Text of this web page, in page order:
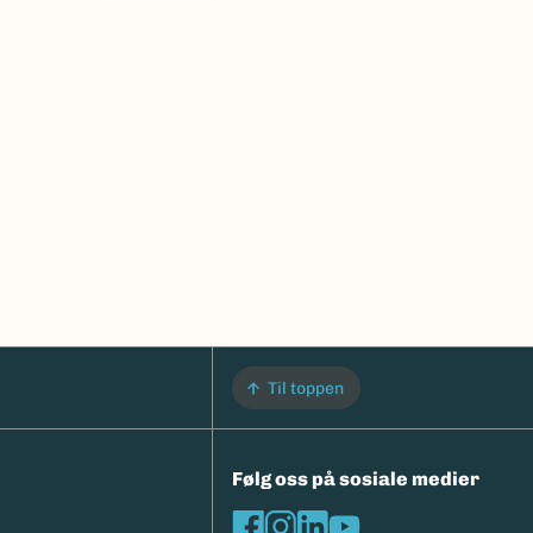
Til toppen
Følg oss på sosiale medier